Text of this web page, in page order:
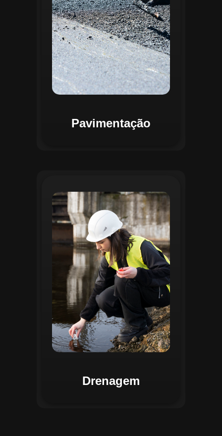
Pavimentação
recursos e assegurando maior
durabilidade das vias. Relatórios
personalizáveis garantem transparência e
suporte na tomada de decisões
estratégicas.
Drenagem
O módulo de Gestão de Drenagem do
Regente aplica o geoprocessamento para
mapear redes de drenagem subterrâneas
e superficiais. A plataforma permite
identificar pontos de alagamento, planejar
intervenções e monitorar a eficiência das
estruturas de drenagem. Com análises
baseadas em dados coletados, o sistema
contribui para o planejamento urbano
sustentável, reduzindo riscos de
enchentes e otimizando a alocação de
recursos. Relatórios visuais facilitam a
comunicação dos resultados e o
acompanhamento dos projetos de
melhoria.